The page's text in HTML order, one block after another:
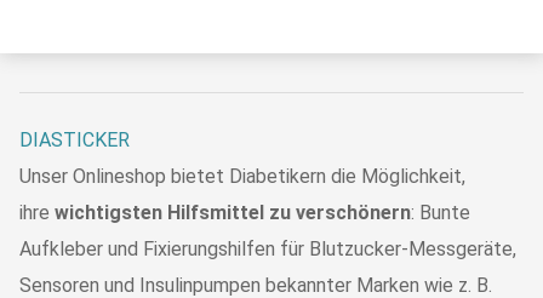
DIASTICKER
Unser Onlineshop bietet Diabetikern die Möglichkeit,
ihre wichtigsten Hilfsmittel zu verschönern: Bunte
Aufkleber und Fixierungshilfen für Blutzucker-Messgeräte,
Sensoren und Insulinpumpen bekannter Marken wie z. B.